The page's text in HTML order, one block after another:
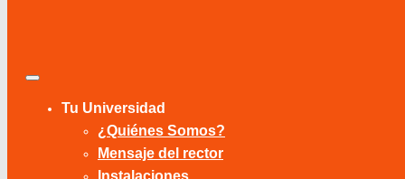
Tu Universidad
¿Quiénes Somos?
Mensaje del rector
Instalaciones